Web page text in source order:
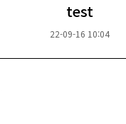
test
22-09-16 10:04